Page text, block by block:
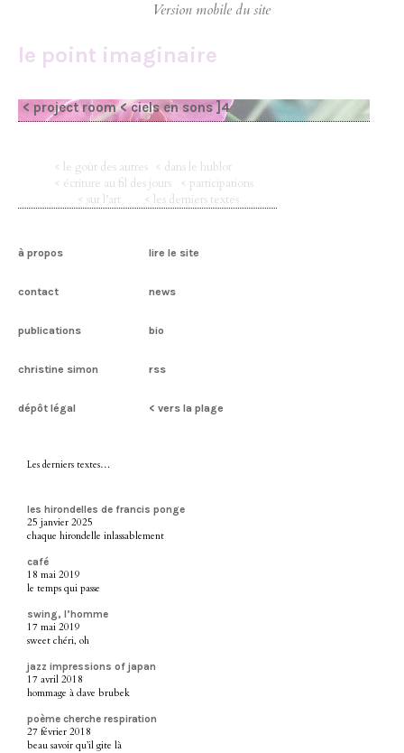
le point imaginaire
< project room< ciels en sons ]4
< le goût des autres < dans le hublot
< écriture au fil des jours
< participations
< sur l’art
< les derniers textes
à propos lire le site
contact news
publications bio
christine simon rss
dépôt légal < vers la plage
Les derniers textes…
les hirondelles de francis ponge
25 janvier 2025
chaque hirondelle inlassablement
café
18 mai 2019
le temps qui passe
swing, l’homme
17 mai 2019
sweet chéri, oh
jazz impressions of japan
17 avril 2018
hommage à dave brubek
poème cherche respiration
27 février 2018
beau savoir qu’il gite là